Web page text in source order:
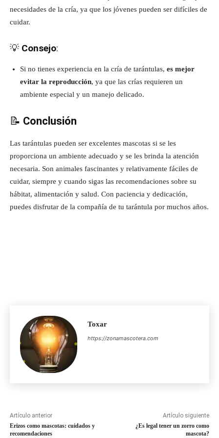
necesidades de la cría, ya que los jóvenes pueden ser difíciles de
cuidar.
💡 Consejo:
Si no tienes experiencia en la cría de tarántulas, es mejor
evitar la reproducción, ya que las crías requieren un
ambiente especial y un manejo delicado.
📝 Conclusión
Las tarántulas pueden ser excelentes mascotas si se les
proporciona un ambiente adecuado y se les brinda la atención
necesaria. Son animales fascinantes y relativamente fáciles de
cuidar, siempre y cuando sigas las recomendaciones sobre su
hábitat, alimentación y salud. Con paciencia y dedicación,
puedes disfrutar de la compañía de tu tarántula por muchos años.
Toxar
https://zonamascotera.com
Artículo anterior
Erizos como mascotas: cuidados y
recomendaciones
Artículo siguiente
¿Es legal tener un zorro como
mascota?